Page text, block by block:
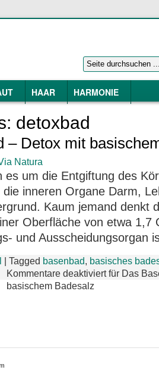
HAAR HARMONIE
detoxbad
– Detox mit
Natura
es um die Entgiftung des
die inneren Organe Darm,
Kaum jemand denkt
Oberfläche von etwa 1,7
und Ausscheidungsorgan
Tagged basenbad, basisches
Kommentare deaktiviertfür Das
basischem Badesalz